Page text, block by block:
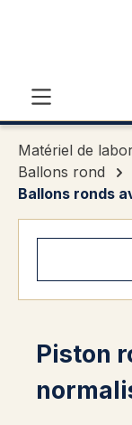
Matériel de
Ballons rond
Ballons ronds
Piston